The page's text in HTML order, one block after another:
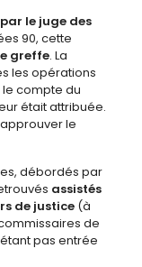
le juge des
90, cette
greffe. La
les opérations
compte du
était attribuée.
le
débordés par
assistés
de justice(à
de
pas entrée